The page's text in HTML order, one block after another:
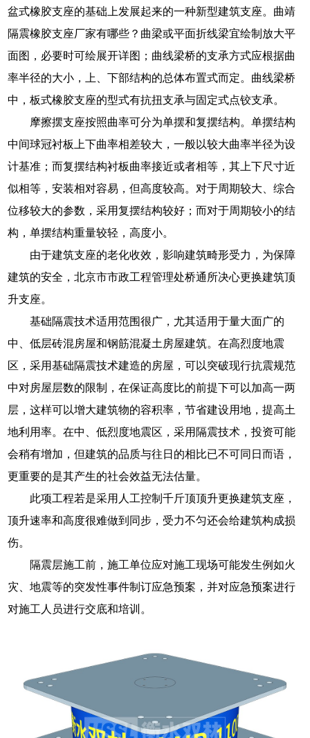
盆式橡胶支座的基础上发展起来的一种新型建筑支座。曲靖
隔震橡胶支座厂家有哪些？曲梁或平面折线梁宜绘制放大平
面图，必要时可绘展开详图；曲线梁桥的支承方式应根据曲
率半径的大小，上、下部结构的总体布置式而定。曲线梁桥
中，板式橡胶支座的型式有抗扭支承与固定式点铰支承。
摩擦摆支座按照曲率可分为单摆和复摆结构。单摆结构
中间球冠衬板上下曲率相差较大，一般以较大曲率半径为设
计基准；而复摆结构衬板曲率接近或者相等，其上下尺寸近
似相等，安装相对容易，但高度较高。对于周期较大、综合
位移较大的参数，采用复摆结构较好；而对于周期较小的结
构，单摆结构重量较轻，高度小。
由于建筑支座的老化收效，影响建筑畸形受力，为保障
建筑的安全，北京市市政工程管理处桥通所决心更换建筑顶
升支座。
基础隔震技术适用范围很广，尤其适用于量大面广的
中、低层砖混房屋和钢筋混凝土房屋建筑。在高烈度地震
区，采用基础隔震技术建造的房屋，可以突破现行抗震规范
中对房屋层数的限制，在保证高度比的前提下可以加高一两
层，这样可以增大建筑物的容积率，节省建设用地，提高土
地利用率。在中、低烈度地震区，采用隔震技术，投资可能
会稍有增加，但建筑的品质与往日的相比已不可同日而语，
更重要的是其产生的社会效益无法估量。
此项工程若是采用人工控制千斤顶顶升更换建筑支座，
顶升速率和高度很难做到同步，受力不匀还会给建筑构成损
伤。
隔震层施工前，施工单位应对施工现场可能发生例如火
灾、地震等的突发性事件制订应急预案，并对应急预案进行
对施工人员进行交底和培训。